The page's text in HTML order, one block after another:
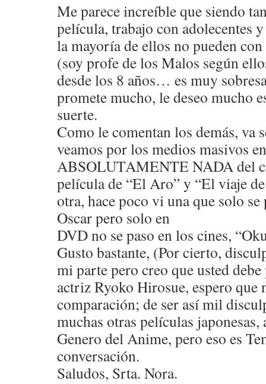
Me parece increíble que siendo
película, trabajo con adolecentes
la mayoría de ellos no pueden
(soy profe de los Malos según
desde los 8 años… es muy
promete mucho, le deseo mucho
suerte.
Como le comentan los demás, va
veamos por los medios masivos
ABSOLUTAMENTE NADA del
película de “El Aro” y “El viaje
otra, hace poco vi una que solo
Oscar pero solo en
DVD no se paso en los cines,
Gusto bastante, (Por cierto,
mi parte pero creo que usted
actriz Ryoko Hirosue, espero que
comparación; de ser así mil
muchas otras películas
Genero del Anime, pero eso es
conversación.
Saludos, Srta. Nora.